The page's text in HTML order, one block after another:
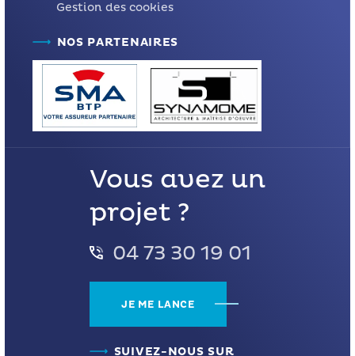
Gestion des cookies
NOS PARTENAIRES
Vous avez un
projet ?
04 73 30 19 01
JE ME LANCE
SUIVEZ-NOUS SUR